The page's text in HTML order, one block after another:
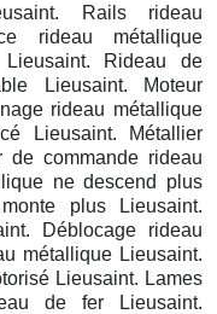
Rails rideau
rideau métallique
Rideau de
Lieusaint. Moteur
rideau métallique
Lieusaint. Métallier
de commande rideau
ne descend plus
plus Lieusaint.
Déblocage rideau
métallique Lieusaint.
Lieusaint. Lames
de fer Lieusaint.